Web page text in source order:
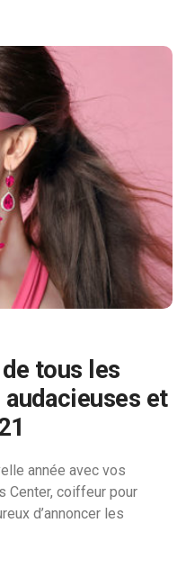
tous les
et
année avec vos
Center, coiffeur pour
d’annoncer les